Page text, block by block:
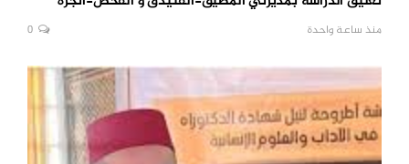
منذ ساعة واحدة